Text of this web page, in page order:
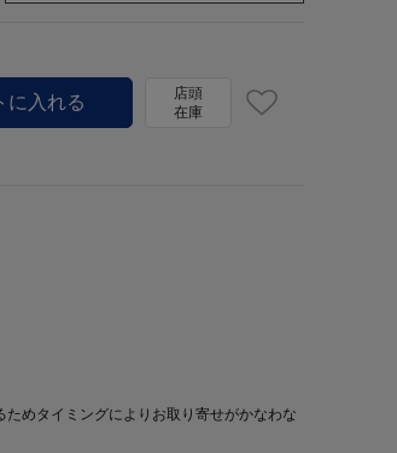
店頭
在庫
めタイミングによりお取り寄せがかなわな